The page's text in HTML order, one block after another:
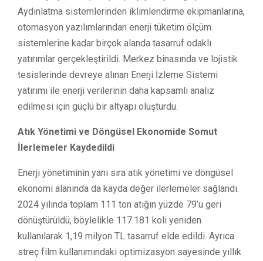
Aydınlatma sistemlerinden iklimlendirme ekipmanlarına,
otomasyon yazılımlarından enerji tüketim ölçüm
sistemlerine kadar birçok alanda tasarruf odaklı
yatırımlar gerçekleştirildi. Merkez binasında ve lojistik
tesislerinde devreye alınan Enerji İzleme Sistemi
yatırımı ile enerji verilerinin daha kapsamlı analiz
edilmesi için güçlü bir altyapı oluşturdu.
Atık Yönetimi ve Döngüsel Ekonomide Somut
İlerlemeler Kaydedildi
Enerji yönetiminin yanı sıra atık yönetimi ve döngüsel
ekonomi alanında da kayda değer ilerlemeler sağlandı.
2024 yılında toplam 111 ton atığın yüzde 79’u geri
dönüştürüldü, böylelikle 117.181 koli yeniden
kullanılarak 1,19 milyon TL tasarruf elde edildi. Ayrıca
streç film kullanımındaki optimizasyon sayesinde yıllık